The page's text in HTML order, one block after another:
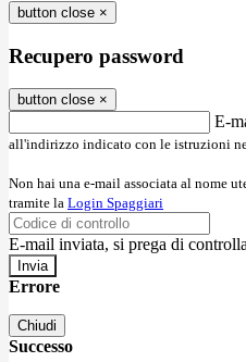
button close ×
Recupero password
button close ×
E-
all'indirizzo indicato con le istruzioni
Non hai una e-mail associata al nome
tramite la Login Spaggiari
E-mail inviata, si prega di
Errore
Chiudi
Successo